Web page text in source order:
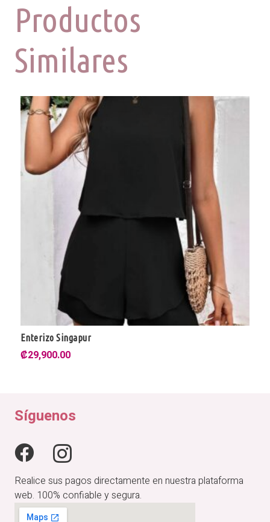
Productos
Similares
Enterizo Singapur
₡29,900.00
Síguenos
Realice sus pagos directamente en nuestra plataforma
web. 100% confiable y segura.